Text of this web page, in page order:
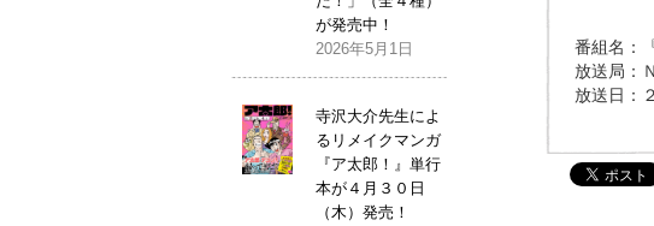
番組名：
放送局：
放送日：
が発売中！
2026年5月1日
寺沢大介先生によ
るリメイクマンガ
『ア太郎！』単行
本が４月３０日
（木）発売！